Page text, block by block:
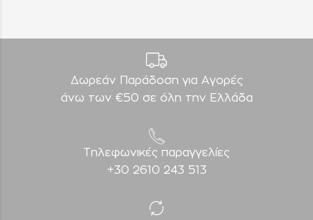
Δωρεάν Παράδοση για Aγορές
άνω των €50 σε όλη την Ελλάδα
Τηλεφωνικές παραγγελίες
+30 2610 243 513